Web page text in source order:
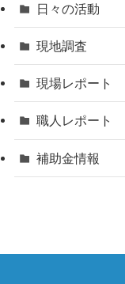
日々の活動
現地調査
現場レポート
職人レポート
補助金情報